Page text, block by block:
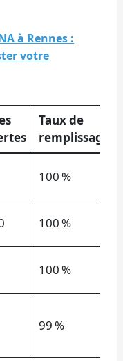
à Rennes :
votre
Taux de
remplissage
100 %
100 %
100 %
99 %